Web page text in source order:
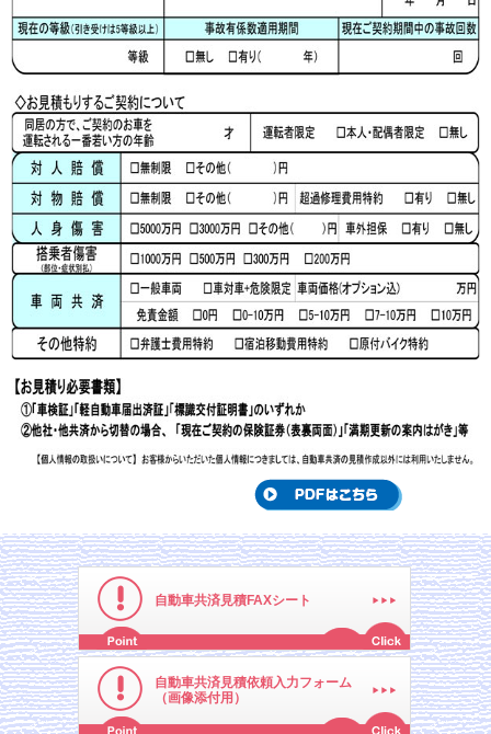
自動車共済見積FAXシート
自動車共済見積依頼入力フォーム
（画像添付用）